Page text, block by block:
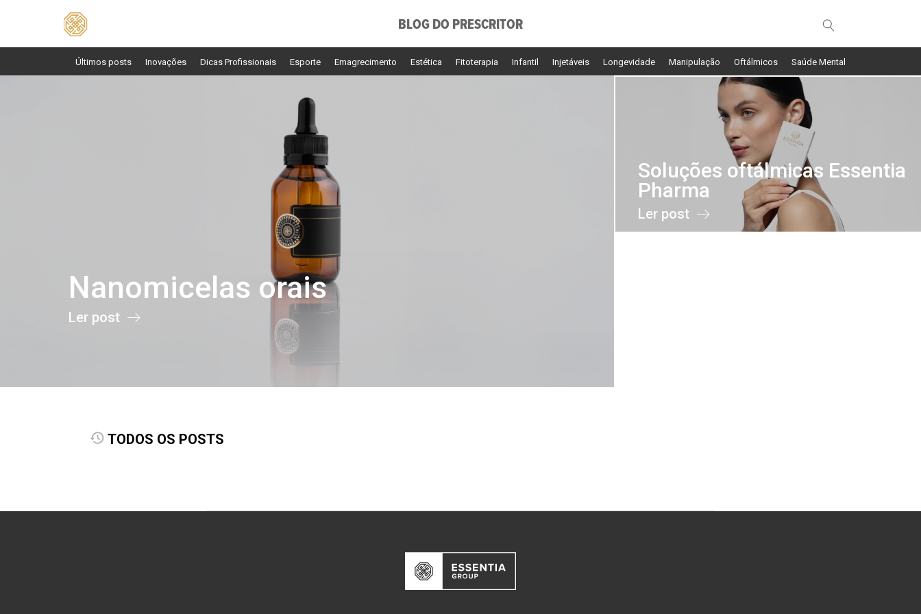
BLOG DO PRESCRITOR
Últimos posts Inovações Dicas Profissionais Esporte Emagrecimento Estética Fitoterapia Infantil Injetáveis Longevidade Manipulação Oftálmicos Saúde Mental
Nanomicelas orais
Ler post
Soluções oftálmicas Essentia
Pharma
Ler post
TODOS OS POSTS